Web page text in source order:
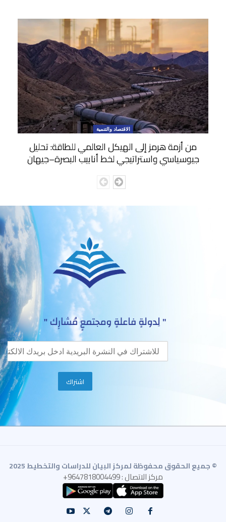
الاقتصاد والتنمية
من أزمة هرمز إلى الهيكل العالمي للطاقة: تحليل
جيوسياسي واستراتيجي لخط أنابيب البصرة–جيهان
© جميع الحقوق محفوظة لمركز البيان للدراسات والتخطيط 2025
مركز الاتصال : 9647818004499+